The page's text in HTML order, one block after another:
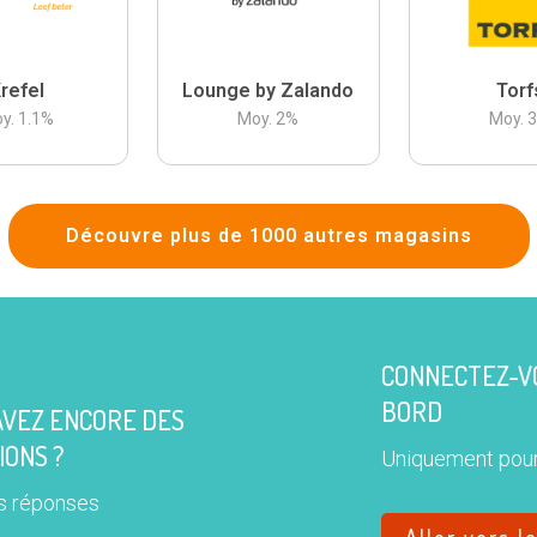
1.1 %
Lounge by Zalando
Moy. 2% Moy. 3
Découvre plus de 1000 autres magasins
ENCORE DES
?
réponses
CONNECTEZ-
BORD
Uniquement